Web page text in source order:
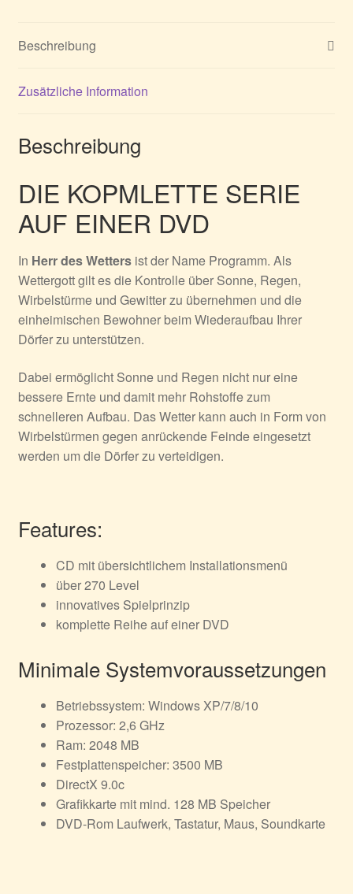
Beschreibung
Zusätzliche Information
Beschreibung
DIE KOPMLETTE SERIE
AUF EINER DVD
In Herr des Wettersist der Name Programm. Als
Wettergott gilt es die Kontrolle über Sonne, Regen,
Wirbelstürme und Gewitter zu übernehmen und die
einheimischen Bewohner beim Wiederaufbau Ihrer
Dörfer zu unterstützen.
Dabei ermöglicht Sonne und Regen nicht nur eine
bessere Ernte und damit mehr Rohstoffe zum
schnelleren Aufbau. Das Wetter kann auch in Form von
Wirbelstürmen gegen anrückende Feinde eingesetzt
werden um die Dörfer zu verteidigen.
Features:
CD mit übersichtlichem Installationsmenü
über 270 Level
innovatives Spielprinzip
komplette Reihe auf einer DVD
Minimale Systemvoraussetzungen
Betriebssystem: Windows XP/7/8/10
Prozessor: 2,6 GHz
Ram: 2048 MB
Festplattenspeicher: 3500 MB
DirectX 9.0c
Grafikkarte mit mind. 128 MB Speicher
DVD-Rom Laufwerk, Tastatur, Maus, Soundkarte